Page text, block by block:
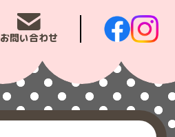
お問い合わせ